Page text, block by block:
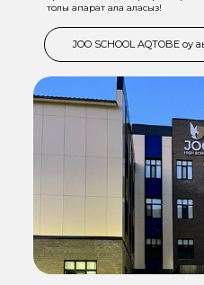
толық ақпарат ала аласыз!
JOO SCHOOL AQTOBE оқу